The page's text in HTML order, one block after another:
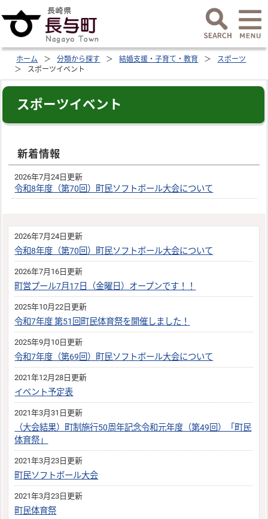
ホーム 分類から探す 結婚支援・子育て・教育
スポーツ
スポーツイベント
スポーツイベント
新着情報
2026年7月24日更新
令和8年度（第70回）町民ソフトボール大会について
2026年7月24日更新
令和8年度（第70回）町民ソフトボール大会について
2026年7月16日更新
町営プール7月17日（金曜日）オープンです！！
2025年10月22日更新
令和7年度 第51回町民体育祭を開催しました！
2025年9月10日更新
令和7年度（第69回）町民ソフトボール大会について
2021年12月28日更新
イベント予定表
2021年3月31日更新
（大会結果）町制施行50周年記念令和元年度（第49回）「町民
体育祭」
2021年3月23日更新
町民ソフトボール大会
2021年3月23日更新
町民体育祭